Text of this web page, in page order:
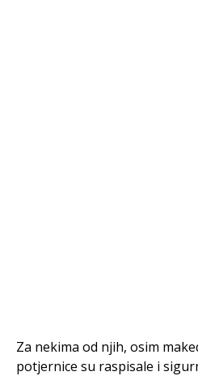
Za nekima od njih, osim
potjernice su raspisale i